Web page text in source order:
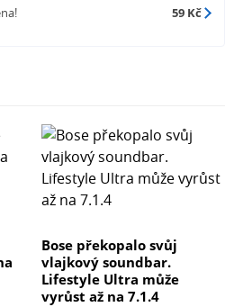
59 Kč
Bose překopalo svůj
vlajkový soundbar.
Lifestyle Ultra může
vyrůst až na 7.1.4